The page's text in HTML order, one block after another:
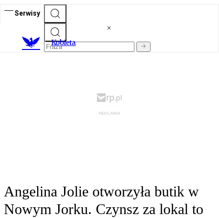
Serwisy
Kobieta
Angelina Jolie otworzyła butik w
Nowym Jorku. Czynsz za lokal to